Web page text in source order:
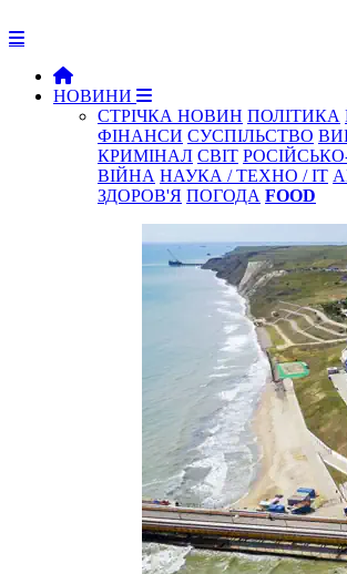
НОВИНИ
СТРІЧКА НОВИН ПОЛІТИКА
ФІНАНСИ СУСПІЛЬСТВО
КРИМІНАЛ СВІТ
ВІЙНА НАУКА / ТЕХНО / IT
ЗДОРОВ'Я ПОГОДА FOOD